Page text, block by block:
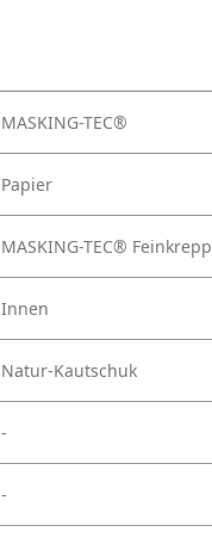
MASKING-TEC®
Papier
MASKING-TEC® Feinkrepp
Innen
Natur-Kautschuk
-
-